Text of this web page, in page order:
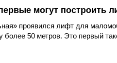
могут построить
проявился лифт для
50 метров. Это первый